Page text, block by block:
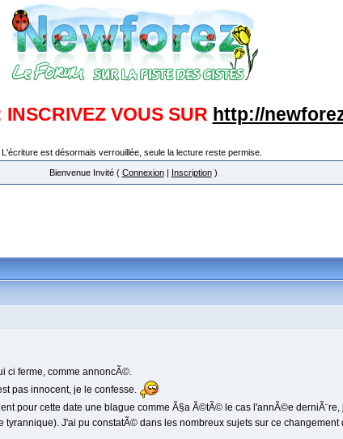
VOUS SUR http://
L'écriture est désormais verrouillée, seule la lecture reste permise.
Bienvenue Invité ( Connexion| Inscription)
ci ferme, comme annoncÃ©.
pas innocent, je le confesse.
pour cette date une blague comme Ã§a Ã©tÃ© le cas l'annÃ©e
tyrannique). J'ai pu constatÃ© dans les nombreux sujets sur ce changement